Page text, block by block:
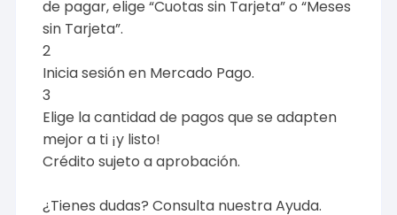
de pagar, elige “Cuotas sin Tarjeta” o “Meses
sin Tarjeta”.
2
Inicia sesión en Mercado Pago.
3
Elige la cantidad de pagos que se adapten
mejor a ti ¡y listo!
Crédito sujeto a aprobación.
¿Tienes dudas? Consulta nuestraAyuda.